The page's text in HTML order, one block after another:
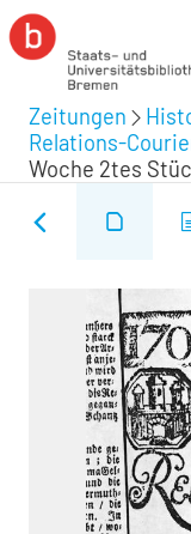
Zeitungen
Relations-
Woche 2tes